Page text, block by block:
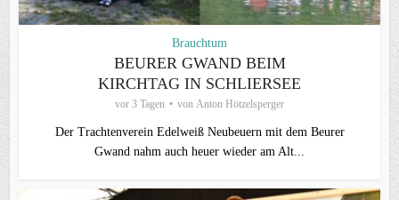
Brauchtum
BEURER GWAND BEIM
KIRCHTAG IN SCHLIERSEE
vor 3 Tagen von Anton Hötzelsperger
Der Trachtenverein Edelweiß Neubeuern mit dem Beurer
Gwand nahm auch heuer wieder am Alt...